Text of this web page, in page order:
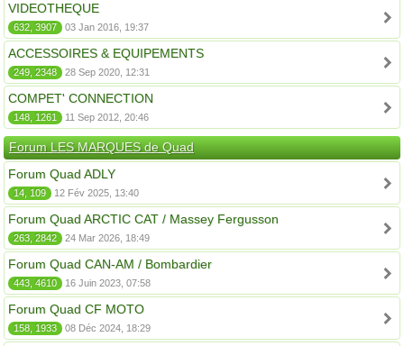
VIDEOTHEQUE
632, 3907 03 Jan 2016, 19:37
ACCESSOIRES & EQUIPEMENTS
249, 2348 28 Sep 2020, 12:31
COMPET' CONNECTION
148, 1261 11 Sep 2012, 20:46
Forum LES MARQUES de Quad
Forum Quad ADLY
14, 109 12 Fév 2025, 13:40
Forum Quad ARCTIC CAT / Massey Fergusson
263, 2842 24 Mar 2026, 18:49
Forum Quad CAN-AM / Bombardier
443, 4610 16 Juin 2023, 07:58
Forum Quad CF MOTO
158, 1933 08 Déc 2024, 18:29